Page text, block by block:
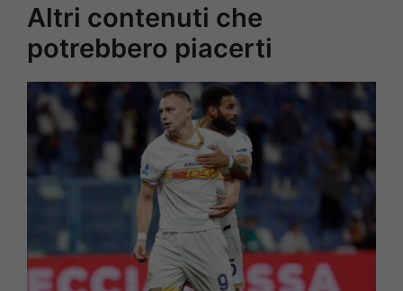
Altri contenuti che
potrebbero piacerti